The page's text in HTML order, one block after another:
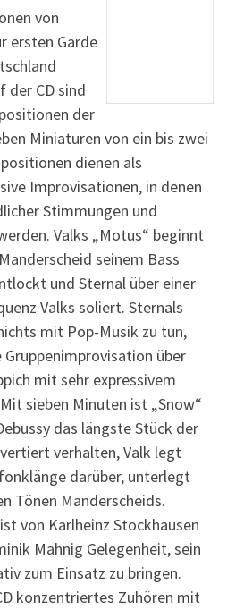
von
ersten Garde
der CD sind
der
Miniaturen von ein bis zwei
dienen als
Improvisationen, in denen
Stimmungen und
Valks „Motus“ beginnt
seinem Bass
und Sternal über einer
Valks soliert. Sternals
mit Pop-Musik zu tun,
über
mit sehr expressivem
sieben Minuten ist „Snow“
das längste Stück der
verhalten, Valk legt
darüber, unterlegt
Tönen Manderscheids.
von Karlheinz Stockhausen
Mahnig Gelegenheit, sein
zum Einsatz zu bringen.
konzentriertes Zuhören mit